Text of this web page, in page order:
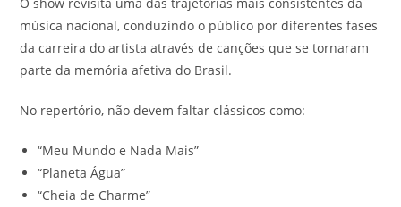
música nacional, conduzindo o público por diferentes fases
da carreira do artista através de canções que se tornaram
parte da memória afetiva do Brasil.
No repertório, não devem faltar clássicos como:
“Meu Mundo e Nada Mais”
“Planeta Água”
“Cheia de Charme”